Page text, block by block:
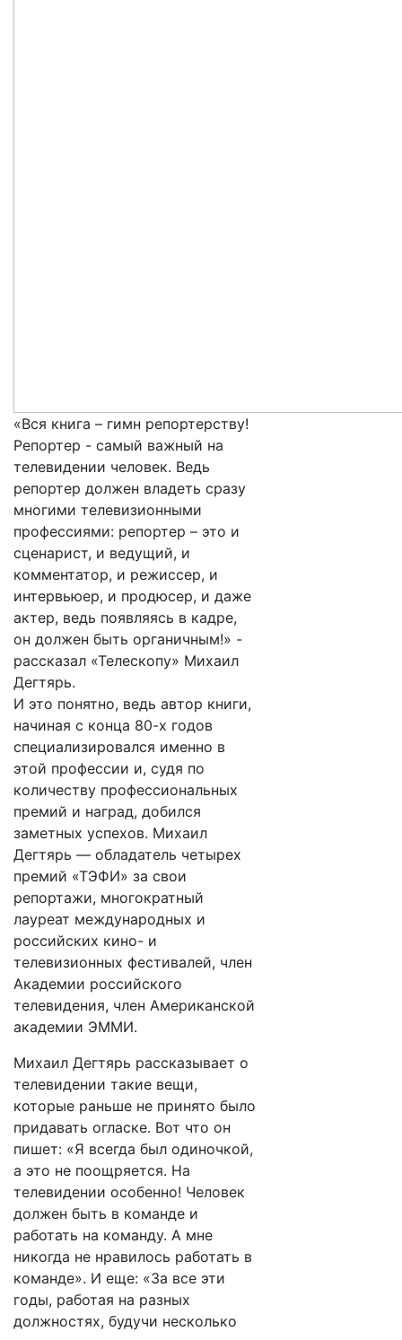
«Вся книга – гимн репортерству!
Репортер - самый важный на
телевидении человек. Ведь
репортер должен владеть сразу
многими телевизионными
профессиями: репортер – это и
сценарист, и ведущий, и
комментатор, и режиссер, и
интервьюер, и продюсер, и даже
актер, ведь появляясь в кадре,
он должен быть органичным!» -
рассказал «Телескопу» Михаил
Дегтярь.
И это понятно, ведь автор книги,
начиная с конца 80-х годов
специализировался именно в
этой профессии и, судя по
количеству профессиональных
премий и наград, добился
заметных успехов. Михаил
Дегтярь — обладатель четырех
премий «ТЭФИ» за свои
репортажи, многократный
лауреат международных и
российских кино- и
телевизионных фестивалей, член
Академии российского
телевидения, член Американской
академии ЭММИ.
Михаил Дегтярь рассказывает о
телевидении такие вещи,
которые раньше не принято было
придавать огласке. Вот что он
пишет: «Я всегда был одиночкой,
а это не поощряется. На
телевидении особенно! Человек
должен быть в команде и
работать на команду. А мне
никогда не нравилось работать в
команде». И еще: «За все эти
годы, работая на разных
должностях, будучи несколько